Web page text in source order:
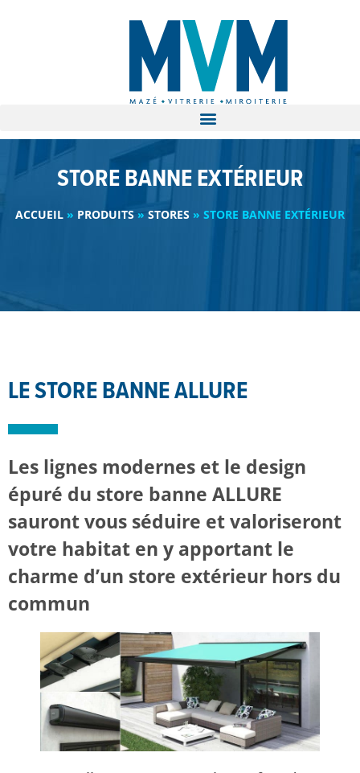
STORE BANNE EXTÉRIEUR
ACCUEIL » PRODUITS » STORES » STORE BANNE EXTÉRIEUR
LE STORE BANNE ALLURE
Les lignes modernes et le design
épuré du store banne ALLURE
sauront vous séduire et valoriseront
votre habitat en y apportant le
charme d’un store extérieur hors du
commun